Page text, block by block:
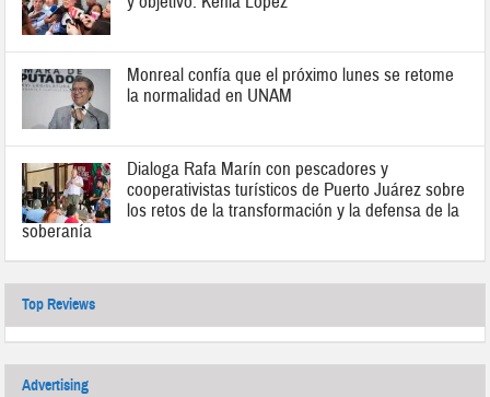
Monreal confía que el próximo lunes se retome
la normalidad en UNAM
Dialoga Rafa Marín con pescadores y
cooperativistas turísticos de Puerto Juárez sobre
los retos de la transformación y la defensa de la
soberanía
Top Reviews
Advertising